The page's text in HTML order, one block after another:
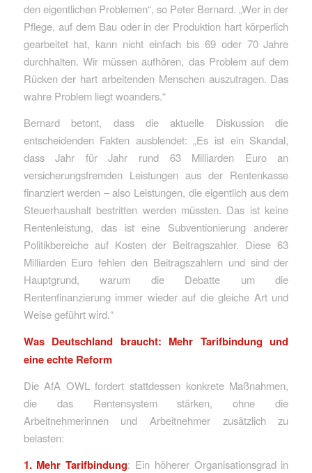
den eigentlichen Problemen“, so Peter Bernard. „Wer in der
Pflege, auf dem Bau oder in der Produktion hart körperlich
gearbeitet hat, kann nicht einfach bis 69 oder 70 Jahre
durchhalten. Wir müssen aufhören, das Problem auf dem
Rücken der hart arbeitenden Menschen auszutragen. Das
wahre Problem liegt woanders.“
Bernard betont, dass die aktuelle Diskussion die
entscheidenden Fakten ausblendet: „Es ist ein Skandal,
dass Jahr für Jahr rund 63 Milliarden Euro an
versicherungsfremden Leistungen aus der Rentenkasse
finanziert werden – also Leistungen, die eigentlich aus dem
Steuerhaushalt bestritten werden müssten. Das ist keine
Rentenleistung, das ist eine Subventionierung anderer
Politikbereiche auf Kosten der Beitragszahler. Diese 63
Milliarden Euro fehlen den Beitragszahlern und sind der
Hauptgrund, warum die Debatte um die
Rentenfinanzierung immer wieder auf die gleiche Art und
Weise geführt wird.“
Was Deutschland braucht: Mehr Tarifbindung und
eine echte Reform
Die AfA OWL fordert stattdessen konkrete Maßnahmen,
die das Rentensystem stärken, ohne die
Arbeitnehmerinnen und Arbeitnehmer zusätzlich zu
belasten:
1. Mehr Tarifbindung: Ein höherer Organisationsgrad in